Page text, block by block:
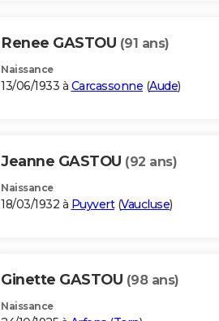
Renee GASTOU (91 ans)
Naissance
13/06/1933 à Carcassonne (Aude)
Jeanne GASTOU (92 ans)
Naissance
18/03/1932 à Puyvert(Vaucluse)
Ginette GASTOU (98 ans)
Naissance